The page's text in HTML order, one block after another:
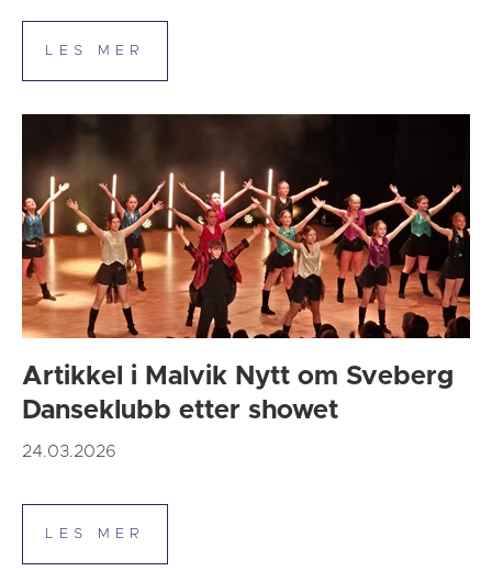
Artikkel i Malvik Nytt om Sveberg
Danseklubb etter showet
24.03.2026